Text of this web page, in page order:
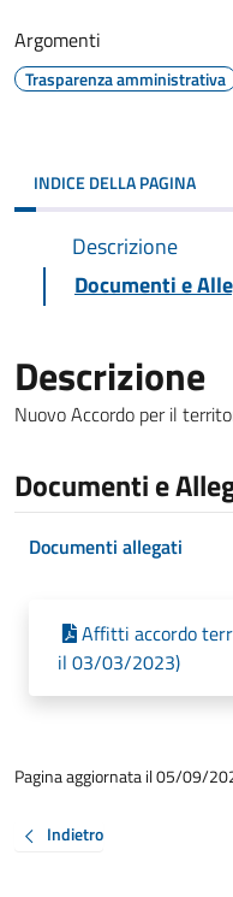
Argomenti
Trasparenza amministrativa
INDICE DELLA PAGINA
Descrizione
Documenti e
Descrizione
Nuovo Accordo per il
Documenti e
Documenti allegati
Affitti accordo
il 03/03/2023)
Pagina aggiornata il 05/09/
Indietro